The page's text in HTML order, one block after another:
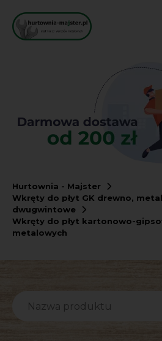
Hurtownia - Majster
Wkręty do płyt GK drewno,
dwugwintowe
Wkręty do płyt kartonowo-
metalowych